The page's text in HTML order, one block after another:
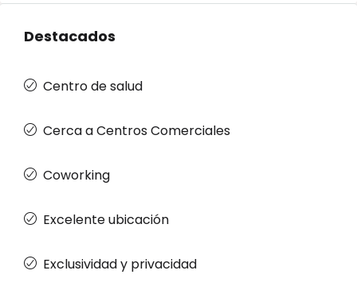
Destacados
Centro de salud
Cerca a Centros Comerciales
Coworking
Excelente ubicación
Exclusividad y privacidad